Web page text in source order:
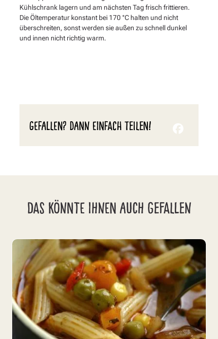
Kühlschrank lagern und am nächsten Tag frisch frittieren.
Die Öltemperatur konstant bei 170 °C halten und nicht
überschreiten, sonst werden sie außen zu schnell dunkel
und innen nicht richtig warm.
GEFALLEN? DANN EINFACH TEILEN!
DAS KÖNNTE IHNEN AUCH GEFALLEN